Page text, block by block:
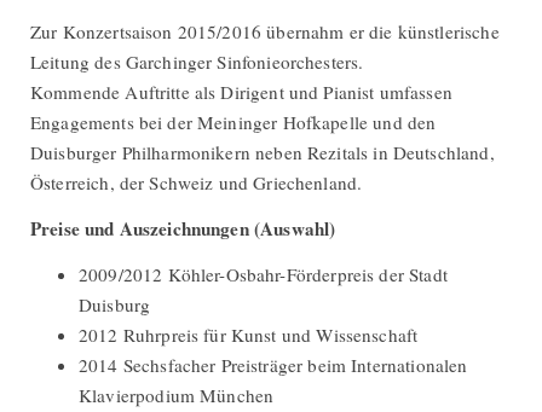
Zur Konzertsaison 2015/2016 übernahm er die künstlerische
Leitung des Garchinger Sinfonieorchesters.
Kommende Auftritte als Dirigent und Pianist umfassen
Engagements bei der Meininger Hofkapelle und den
Duisburger Philharmonikern neben Rezitals in Deutschland,
Österreich, der Schweiz und Griechenland.
Preise und Auszeichnungen (Auswahl)
2009/2012 Köhler-Osbahr-Förderpreis der Stadt
Duisburg
2012 Ruhrpreis für Kunst und Wissenschaft
2014 Sechsfacher Preisträger beim Internationalen
Klavierpodium München